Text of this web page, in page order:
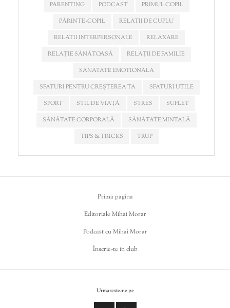
PARENTING
PODCAST
PRIMUL COPIL
PĂRINTE-COPIL
RELATII DE CUPLU
RELATII INTERPERSONALE
RELAXARE
RELAȚIE SĂNĂTOASĂ
RELAȚII DE FAMILIE
SANATATE EMOTIONALA
SFATURI PENTRU CREȘTEREA TA
SFATURI UTILE
SPORT
STIL DE VIAȚĂ STRES
SUFLET
SĂNĂTATE CORPORALĂ
SĂNĂTATE MINTALĂ
TIPS & TRICKS
TRUP
Prima pagina
Editoriale Mihai Morar
Podcast cu Mihai Morar
Înscrie-te in club
Urmareste-ne pe